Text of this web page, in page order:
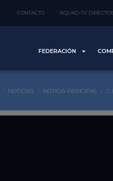
CONTACTO ISQUAD-TV DIRECTOS
FEDERACIÓN
NOTICIAS NOTICIA PRINCIPAL O